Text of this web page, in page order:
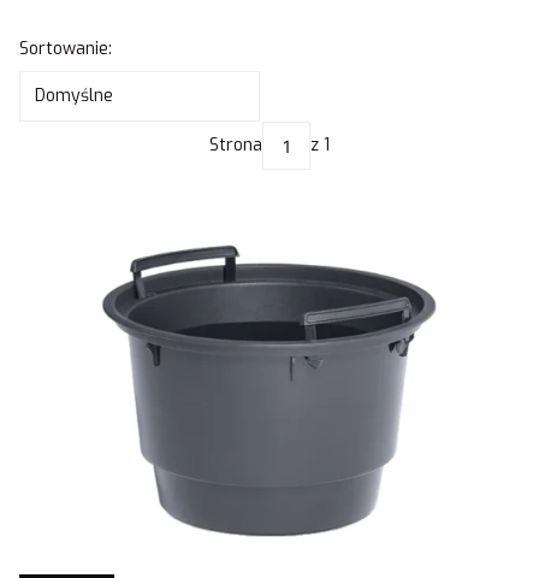
Lista produktów
Sortowanie:
Domyślne
Strona z 1